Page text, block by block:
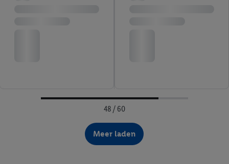
48 / 60
Meer laden